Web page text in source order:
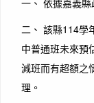
一、 依據嘉義
二、 該縣114學
中普通班未來預
減班而有超額之
理。